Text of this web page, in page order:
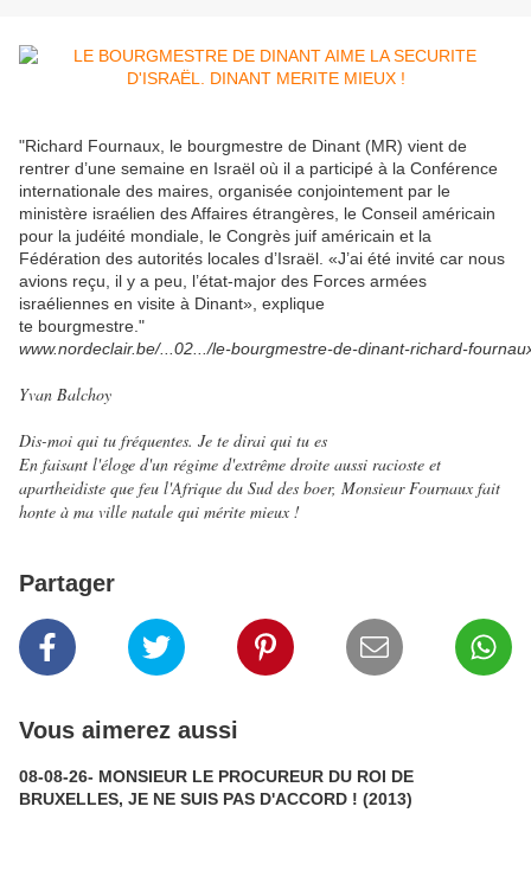
"Richard Fournaux, le bourgmestre de Dinant (MR) vient de
rentrer d’une semaine en Israël où il a participé à la Conférence
internationale des maires, organisée conjointement par le
ministère israélien des Affaires étrangères, le Conseil américain
pour la judéité mondiale, le Congrès juif américain et la
Fédération des autorités locales d’Israël. «J’ai été invité car nous
avions reçu, il y a peu, l’état-major des Forces armées
israéliennes en visite à Dinant», explique
te bourgmestre."
www.nordeclair.be/...02.../le-bourgmestre-de-dinant-richard-
Yvan Balchoy
Dis-moi qui tu fréquentes. Je te dirai qui tu es
En faisant l'éloge d'un régime d'extrême droite aussi racioste et
apartheidiste que feu l'Afrique du Sud des boer, Monsieur Fournaux fait
honte à ma ville natale qui mérite mieux !
Partager
Vous aimerez aussi
08-08-26- MONSIEUR LE PROCUREUR DU ROI DE
BRUXELLES, JE NE SUIS PAS D'ACCORD ! (2013)